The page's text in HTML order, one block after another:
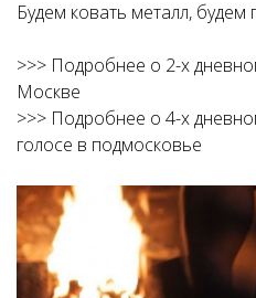
Будем ковать металл, будем
>>> Подробнее о 2-х
Москве
>>> Подробнее о 4-х
голосе в подмосковье